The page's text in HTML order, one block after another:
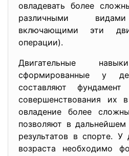
овладевать более
различными
включающими эти
операции).
Двигательные
сформированные у
составляют
совершенствования их
овладение более
позволяют в дальнейшем
результатов в спорте. У
возраста необходимо